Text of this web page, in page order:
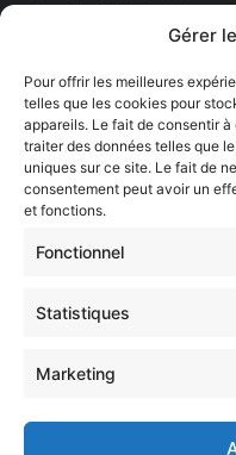
Gérer
Pour offrir les meilleures
telles que les cookies pour
appareils. Le fait de consentir
traiter des données telles que
uniques sur ce site. Le fait de
consentement peut avoir un
et fonctions.
Fonctionnel
Statistiques
Marketing
Newsletter gratuite
Choisissez
Les infos essentielles de
votre